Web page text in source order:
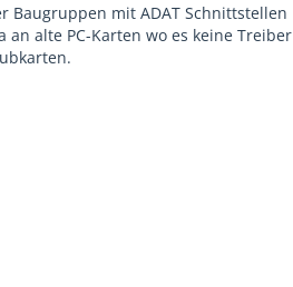
Baugruppen mit ADAT Schnittstellen
alte PC-Karten wo es keine Treiber